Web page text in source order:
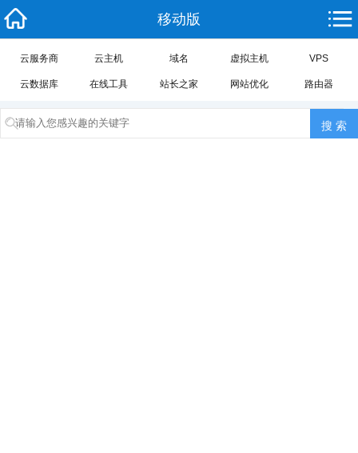
移动版
云服务商 云主机 域名 虚拟主机 VPS
云数据库 在线工具 站长之家 网站优化 路由器